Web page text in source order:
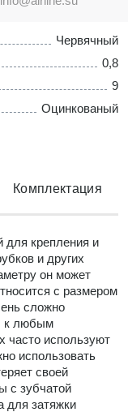
Червячный
0,8
9
Оцинкованый
Комплектация
для крепления и
и других
он может
с размером
сложно
к любым
часто используют
использовать
своей
с зубчатой
для затяжки